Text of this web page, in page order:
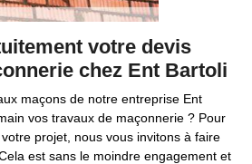
votre devis
chez Ent Bartoli
maçons de notre entreprise Ent
vos travaux de maçonnerie ? Pour
votre projet, nous vous invitons à faire
est sans le moindre engagement et